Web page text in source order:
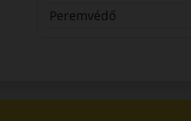
Peremvédő